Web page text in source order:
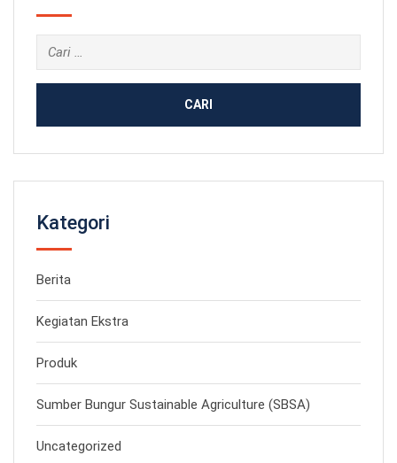
Cari
untuk:
Kategori
Berita
Kegiatan Ekstra
Produk
Sumber Bungur Sustainable Agriculture (SBSA)
Uncategorized